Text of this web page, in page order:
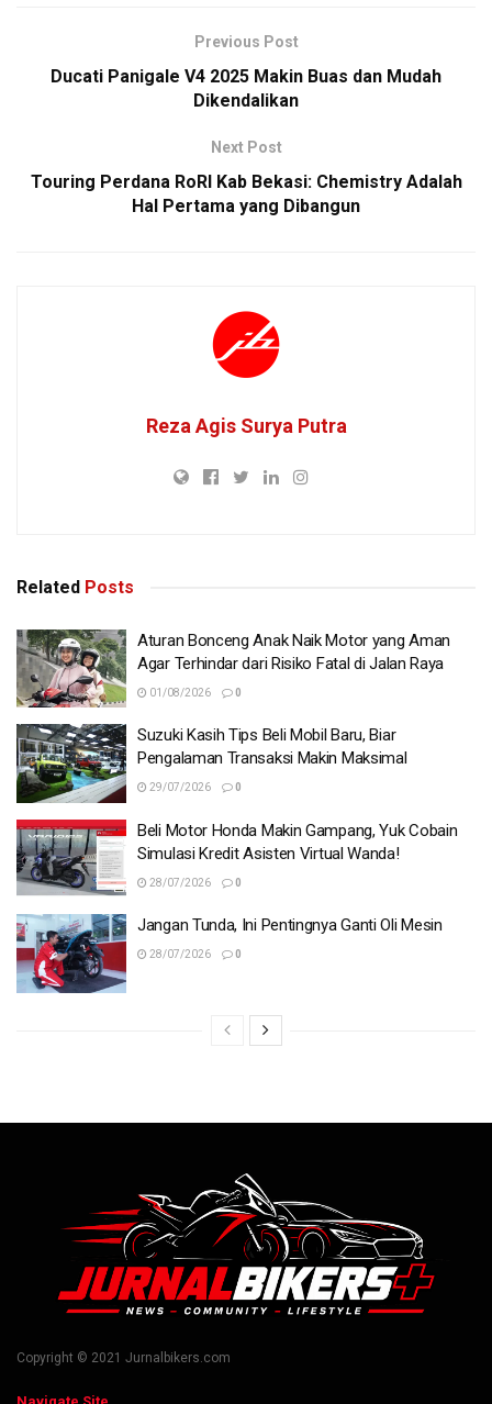
Previous Post
Ducati Panigale V4 2025 Makin Buas dan Mudah
Dikendalikan
Next Post
Touring Perdana RoRI Kab Bekasi: Chemistry Adalah
Hal Pertama yang Dibangun
Reza Agis Surya Putra
Related Posts
Aturan Bonceng Anak Naik Motor yang Aman
Agar Terhindar dari Risiko Fatal di Jalan Raya
01/08/2026 0
Suzuki Kasih Tips Beli Mobil Baru, Biar
Pengalaman Transaksi Makin Maksimal
29/07/2026 0
Beli Motor Honda Makin Gampang, Yuk Cobain
Simulasi Kredit Asisten Virtual Wanda!
28/07/2026 0
Jangan Tunda, Ini Pentingnya Ganti Oli Mesin
28/07/2026 0
Copyright © 2021 Jurnalbikers.com